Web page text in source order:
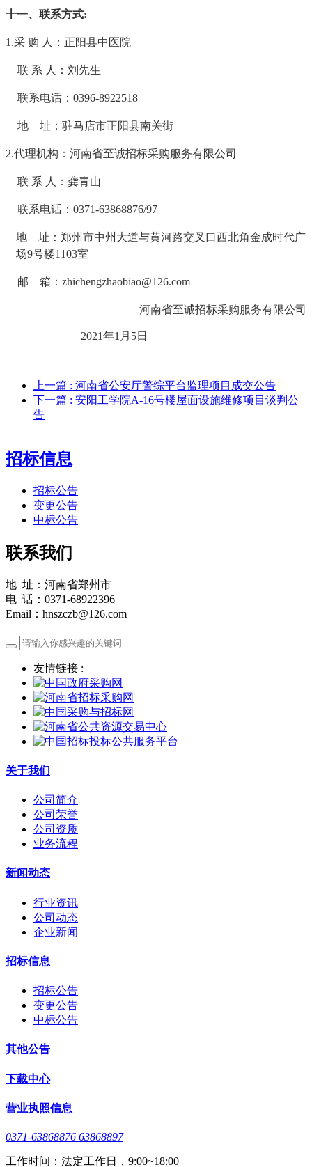
十一、联系方式:
1.采 购 人： 正阳县中医院
联 系 人：刘先生
联系电话： 0396-8922518
地 址：驻马店市正阳县南关街
2.代理机构：河南省至诚招标采购服务有限公司
联 系 人：龚青山
联系电话： 0371-63868876/97
地
址：郑州市中州大道与黄河路交叉口西北角金成时代广
场9号楼1103室
邮 箱： zhichengzhaobiao@126.com
河南省至诚招标采购服务有限公司
2021年1月5日
上一篇 : 河南省公安厅警综平台监理项目成交公告
下一篇 : 安阳工学院A-16号楼屋面设施维修项目谈判公
告
招标信息
招标公告
变更公告
中标公告
联系我们
地 址：河南省郑州市
电 话：0371-68922396
Email：hnszczb@126.com
友情链接 :
关于我们
公司简介
公司荣誉
公司资质
业务流程
新闻动态
行业资讯
公司动态
企业新闻
招标信息
招标公告
变更公告
中标公告
其他公告
下载中心
营业执照信息
0371-63868876 63868897
工作时间：法定工作日，9:00~18:00